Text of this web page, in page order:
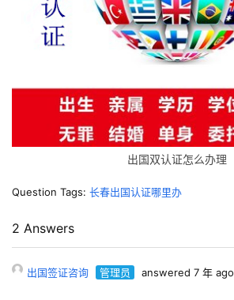
出国双认证怎么办理
Question Tags: 长春出国认证哪里办
2 Answers
出国签证咨询 管理员 answered 7 年 ago